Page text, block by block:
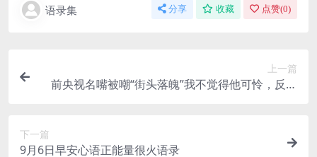
语录集 分享 收藏 点赞(0)
上一篇
前央视名嘴被嘲“街头落魄”我不觉得他可怜，反而
下一篇
9月6日早安心语正能量很火语录